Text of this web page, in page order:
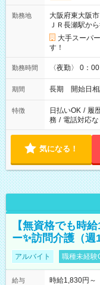
勤務地
大阪府東大阪市
ＪＲ長瀬駅か
大手スーパ
す！
勤務時間 〈夜勤〉 0：
期間 長期 開始日相
特徴 日払いOK / 履
務 / 電話対応な
気になる！
【無資格でも時
ー✨訪問介護（
アルバイト 職種未経験
給与
時給1,830円～